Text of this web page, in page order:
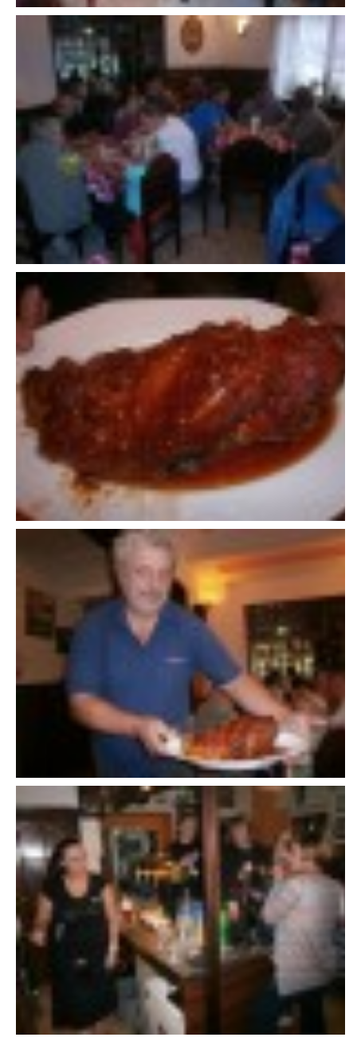
HISTORIE
VAROVÁNÍ OBYVATELSTVA
HASIČSKÉ DESATERO
SVATÝ FLORIÁN
ODKAZY NA WWW.STRÁNKY
SDH Licomělice
538 03 Heřmanův Městec
Bankovní spojení:
224985128/0600
IČO: 64782832
Gmail: sdhlicomelice@gmail.com
607 276 682 - starosta SDH
sdhlicomelice@seznam.cz
© 2026 eStránky.cz